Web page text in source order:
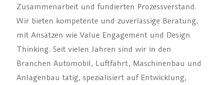
Zusammenarbeit und fundierten Prozessverstand.
Wir bieten kompetente und zuverlässige Beratung,
mit Ansätzen wie Value Engagement und Design
Thinking. Seit vielen Jahren sind wir in den
Branchen Automobil, Luftfahrt, Maschinenbau und
Anlagenbau tätig, spezialisiert auf Entwicklung,